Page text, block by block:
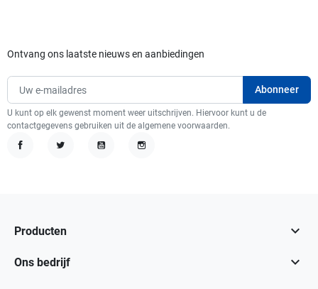
Ontvang ons laatste nieuws en aanbiedingen
U kunt op elk gewenst moment weer uitschrijven. Hiervoor kunt u de
contactgegevens gebruiken uit de algemene voorwaarden.
Producten 
Ons bedrijf 